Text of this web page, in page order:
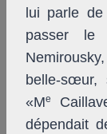
lui parle
passer le
belle-sœur,
«Me
dépendait